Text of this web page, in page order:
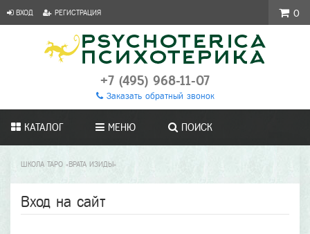
ВХОД РЕГИСТРАЦИЯ
+7 (495) 968-11-07
Заказать обратный звонок
КАТАЛОГ МЕНЮ ПОИСК
ШКОЛА ТАРО «ВРАТА ИЗИДЫ»
Вход на сайт
0